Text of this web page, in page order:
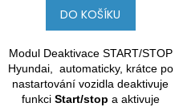
DO KOŠÍKU
Modul Deaktivace START/STOP
Hyundai, automaticky, krátce po
nastartování vozidla deaktivuje
funkci Start/stop a aktivuje